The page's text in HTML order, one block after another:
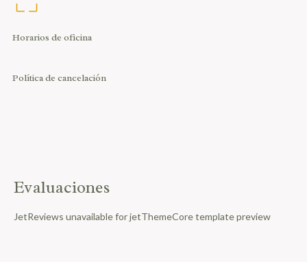
Horarios de oficina
Política de cancelación
Evaluaciones
JetReviews unavailable for jetThemeCore template preview